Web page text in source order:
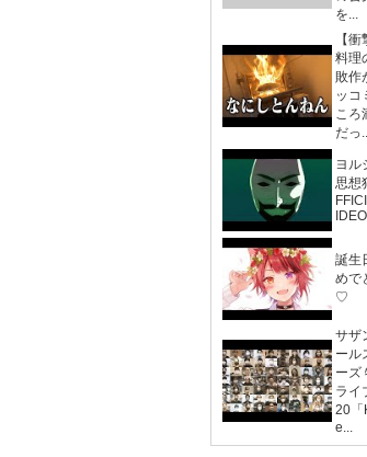
を...
【衝
料理
敗作
ッコ
ころ
だっ
ヨル
思想
誕生
めで
♡
サザ
ール
ーズ
ライ
20「
e...